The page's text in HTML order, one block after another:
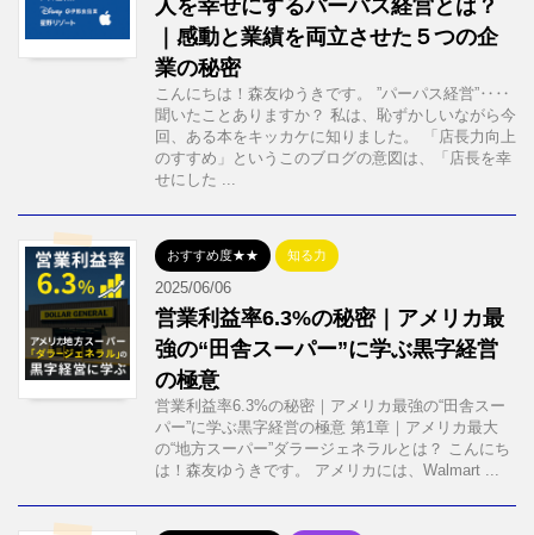
人を幸せにするパーパス経営とは？
｜感動と業績を両立させた５つの企
業の秘密
こんにちは！森友ゆうきです。 ”パーパス経営”‥‥
聞いたことありますか？ 私は、恥ずかしいながら今
回、ある本をキッカケに知りました。 「店長力向上
のすすめ」というこのブログの意図は、「店長を幸
せにした ...
おすすめ度★★ 知る力
2025/06/06
営業利益率6.3%の秘密｜アメリカ最
強の“田舎スーパー”に学ぶ黒字経営
の極意
営業利益率6.3%の秘密｜アメリカ最強の“田舎スー
パー”に学ぶ黒字経営の極意 第1章｜アメリカ最大
の“地方スーパー”ダラージェネラルとは？ こんにち
は！森友ゆうきです。 アメリカには、Walmart ...